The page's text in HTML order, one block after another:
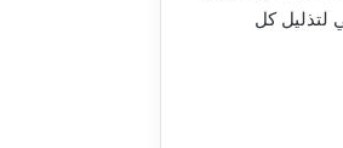
لتذليل كل